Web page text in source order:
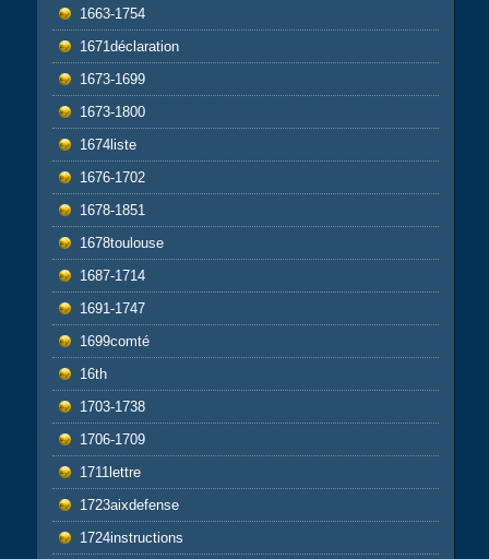
1663-1754
1671déclaration
1673-1699
1673-1800
1674liste
1676-1702
1678-1851
1678toulouse
1687-1714
1691-1747
1699comté
16th
1703-1738
1706-1709
1711lettre
1723aixdefense
1724instructions